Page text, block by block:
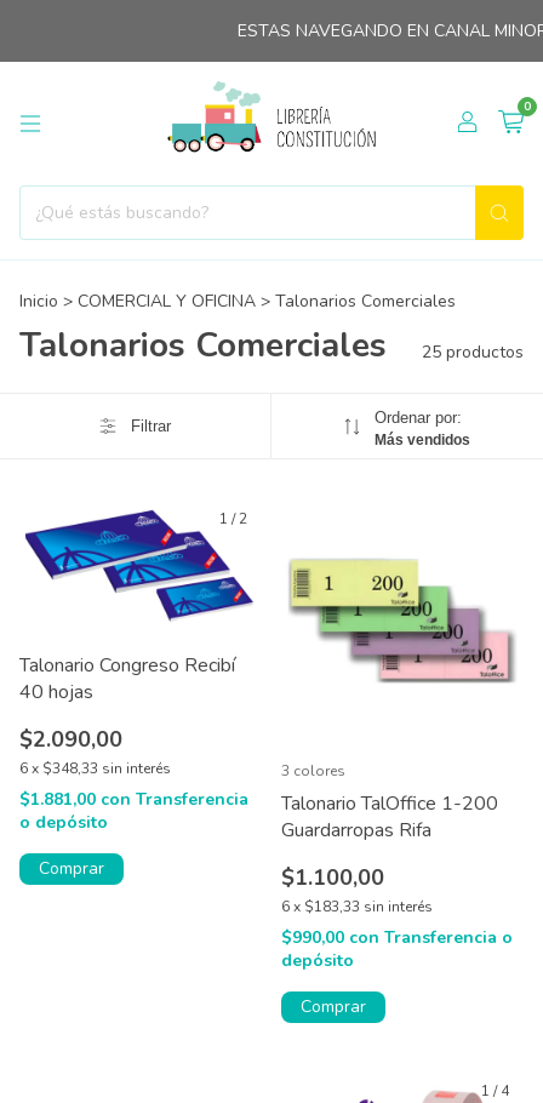
ESTAS NAVEGANDO EN CANAL MINORISTA
0
Inicio > COMERCIAL Y OFICINA > Talonarios Comerciales
Talonarios Comerciales 25 productos
Filtrar Ordenar por:
Más vendidos
1 /2
Talonario Congreso Recibí
40 hojas
$2.090,00
6x $348,33 sin interés
$1.881,00 con Transferencia
o depósito
Comprar
Talonario TalOffice 1-200
Guardarropas Rifa
$1.100,00
6x $183,33 sin interés
$990,00 con Transferencia o
depósito
3 colores
Comprar
1 /4